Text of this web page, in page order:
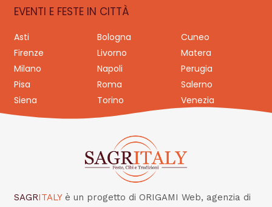
EVENTI E FESTE IN CITTÀ
Asti Bologna
Cuneo
Firenze
Livorno
Matera
Milano
Napoli
Perugia
Pisa
Roma
Salerno
Siena
Torino Venezia
SAGRITALY è un progetto di ORIGAMI Web, agenzia di